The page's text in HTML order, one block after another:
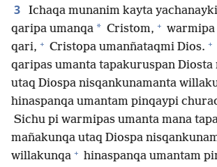
3
Ichaqa munanim kayta
qaripa umanqa * Cristom, +
qari, + Cristopa umanñataqmi Dios. +
qaripas umanta tapakuruspan Diosta
utaq Diospa nisqankunamanta
hinaspanqa umantam pinqaypi
Sichu pi warmipas umanta mana
mañakunqa utaq Diospa
willakunqa + hinaspanqa umantam